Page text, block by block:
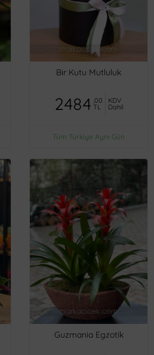
Bir Kutu Mutluluk
2484 ,00
TL
KDV
Dahil
Tüm Türkiye Aynı Gün
Guzmania Egzotik